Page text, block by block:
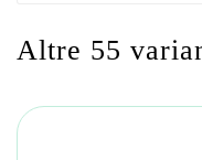
Altre 55